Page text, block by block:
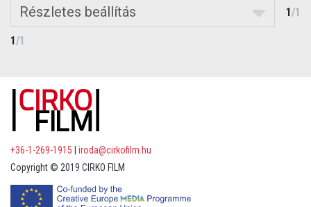
Részletes beállítás 1/1
1/1
+36-1-269-1915
iroda@cirkofilm.hu
Copyright © 2019 CIRKO FILM